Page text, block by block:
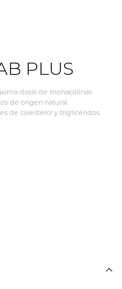
PLUS
dosis de monacolinas
de origen natural.
de colesterol y triglicéridos